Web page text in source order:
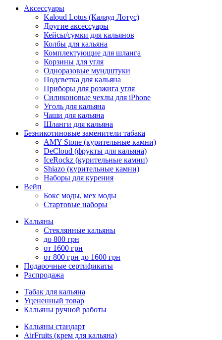
Аксессуары
Kaloud Lotus (Калауд Лотус)
Другие аксессуары
Кейсы/сумки для кальянов
Колбы для кальяна
Комплектующие для шланга
Корзины для угля
Одноразовые мундштуки
Подсветка для кальяна
Приборы для розжига угля
Силиконовые чехлы для iPhone
Уголь для кальяна
Чаши для кальяна
Шланги для кальяна
Безникотиновые заменители табака
AMY Stone (курительные камни)
DeCloud (фрукты для кальяна)
IceRockz (курительные камни)
Shiazo (курительные камни)
Наборы для курения
Вейп
Бокс моды, мех моды
Стартовые наборы
Кальяны
Стеклянные кальяны
до 800 грн
от 1600 грн
от 800 грн до 1600 грн
Подарочные сертификаты
Распродажа
Табак для кальяна
Уцененный товар
Кальяны ручной работы
Кальяны стандарт
AirFruits (крем для кальяна)